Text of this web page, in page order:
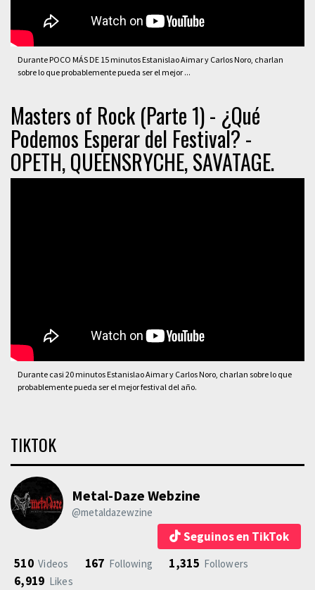
Durante POCO MÁS DE 15 minutos Estanislao Aimar y Carlos Noro, charlan
sobre lo que probablemente pueda ser el mejor ...
Masters of Rock (Parte 1) - ¿Qué
Podemos Esperar del Festival? -
OPETH, QUEENSRYCHE, SAVATAGE.
Durante casi 20 minutos Estanislao Aimar y Carlos Noro, charlan sobre lo que
probablemente pueda ser el mejor festival del año.
TIKTOK
Metal-Daze Webzine
@metaldazewzine
Seguinos en TikTok
510 Videos 167 Following 1,315 Followers
6,919 Likes